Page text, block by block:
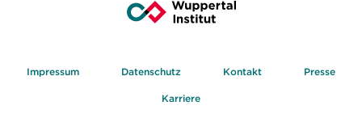
Impressum Datenschutz Kontakt Presse
Karriere